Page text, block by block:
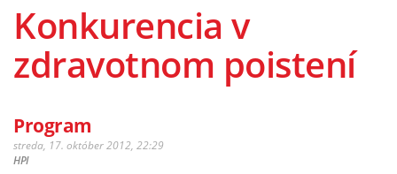
Konkurencia v
zdravotnom poistení
Program
streda, 17. október 2012, 22:29
HPI